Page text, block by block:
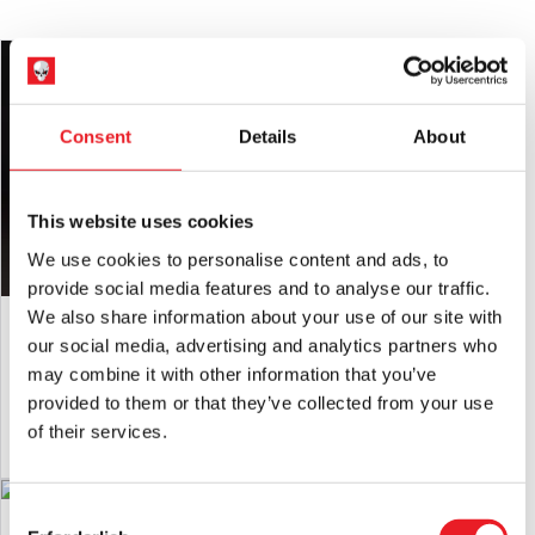
Consent Details About
This website uses cookies
We use cookies to personalise content and ads, to
provide social media features and to analyse our traffic.
We also share information about your use of our site with
our social media, advertising and analytics partners who
may combine it with other information that you’ve
provided to them or that they’ve collected from your use
of their services.
Latex-Warnung:
Kann Latex enthalten, das in sehr seltenen
Fällen bei latexempfindlichen Personen eine allergische
Reaktion hervorrufen kann.
RÜCKSENDUNGEN
wird nur akzeptiert, wenn das Produkt in
unbenutztem Zustand mit
GhostFace EU 2025 Maske
12.95
IN DEN WARENKORB LEGEN
GhostFace 25th Anniversary Scream
Movie Maske
£24.95
Dead By Daylight Ghostface